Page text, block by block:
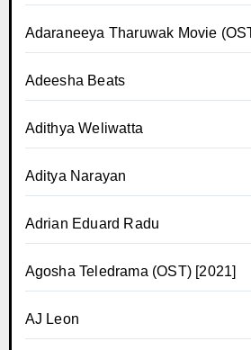
Adaraneeya Tharuwak Movie
Adeesha Beats
Adithya Weliwatta
Aditya Narayan
Adrian Eduard Radu
Agosha Teledrama (OST) [2021]
AJ Leon